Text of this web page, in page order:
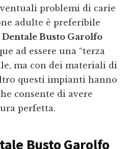
problemi di carie
adulte è preferibile
Busto Garolfo
ad essere una “terza
ma con dei materiali di
questi impianti hanno
consente di avere
perfetta.
Busto Garolfo